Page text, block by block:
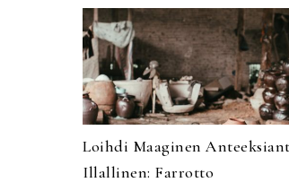
Loihdi Maaginen
Illallinen: Farrotto